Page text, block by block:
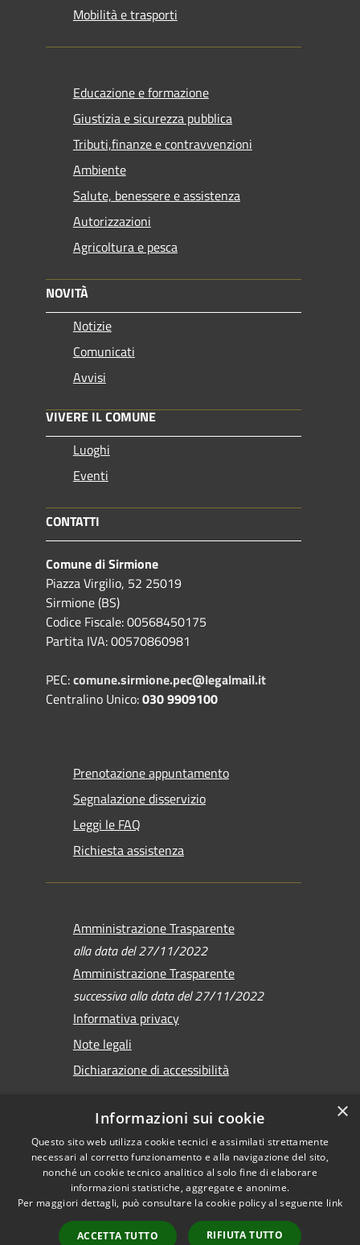
Mobilità e trasporti
Educazione e formazione
Giustizia e sicurezza pubblica
Tributi,finanze e contravvenzioni
Ambiente
Salute, benessere e assistenza
Autorizzazioni
Agricoltura e pesca
NOVITÀ
Notizie
Comunicati
Avvisi
VIVERE IL COMUNE
Luoghi
Eventi
CONTATTI
Comune di Sirmione
Piazza Virgilio, 52 25019
Sirmione (BS)
Codice Fiscale: 00568450175
Partita IVA: 00570860981
PEC:comune.sirmione.pec@legalmail.it
Centralino Unico:030 9909100
Prenotazione appuntamento
Segnalazione disservizio
Leggi le FAQ
Richiesta assistenza
Amministrazione Trasparente
alla data del 27/11/2022
Amministrazione Trasparente
successiva alla data del 27/11/2022
Informativa privacy
Note legali
Dichiarazione di accessibilità
RSS
Accessibilità
Privacy
Cookie
Mappa del sito
Copyright © 2026 •
Comune di Sirmione •
Powered by
Municipium•
Accesso redazione
×
Informazioni sui cookie
Questo sito web utilizza cookie tecnici e assimilati strettamente
necessari al corretto funzionamento e alla navigazione del sito,
nonché un cookie tecnico analitico al solo fine di elaborare
informazioni statistiche, aggregate e anonime.
Per maggiori dettagli, può consultare la cookie policy al seguente link
ACCETTA TUTTO RIFIUTA TUTTO